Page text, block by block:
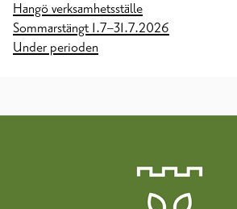
Hangö verksamhetsställe
Sommarstängt 1.7–31.7.2026
Under perioden